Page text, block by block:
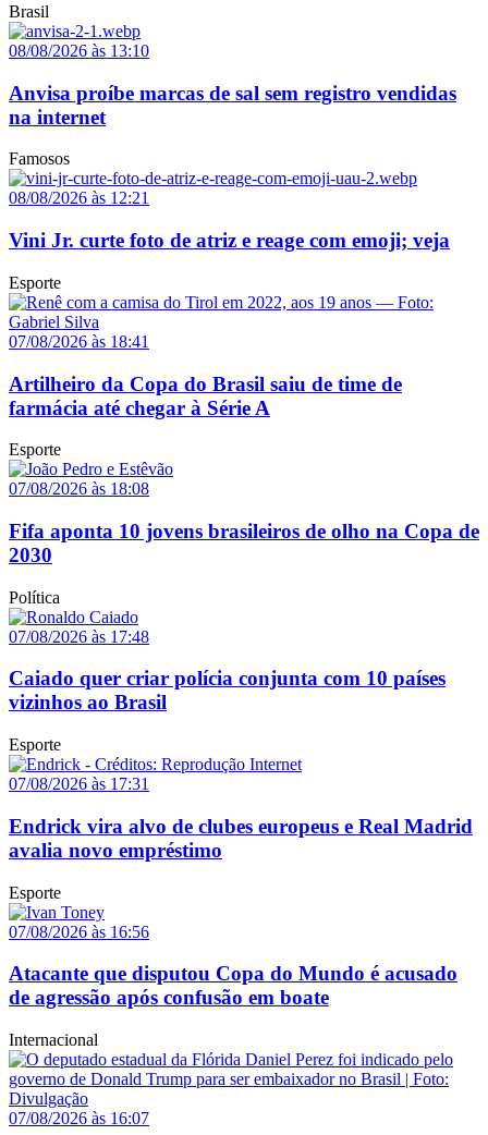
Brasil
08/08/2026 às 13:10
Anvisa proíbe marcas de sal sem registro vendidas
na internet
Famosos
08/08/2026 às 12:21
Vini Jr. curte foto de atriz e reage com emoji; veja
Esporte
07/08/2026 às 18:41
Artilheiro da Copa do Brasil saiu de time de
farmácia até chegar à Série A
Esporte
07/08/2026 às 18:08
Fifa aponta 10 jovens brasileiros de olho na Copa de
2030
Política
07/08/2026 às 17:48
Caiado quer criar polícia conjunta com 10 países
vizinhos ao Brasil
Esporte
07/08/2026 às 17:31
Endrick vira alvo de clubes europeus e Real Madrid
avalia novo empréstimo
Esporte
07/08/2026 às 16:56
Atacante que disputou Copa do Mundo é acusado
de agressão após confusão em boate
Internacional
07/08/2026 às 16:07